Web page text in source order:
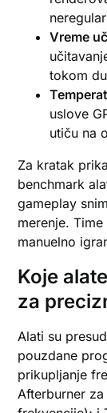
Vreme
tokom
uslove
utiču na
Za kratak
benchmark
gameplay
merenje.
manuelno
Koje
za
Alati su
pouzdane
prikupljanje
Afterburner